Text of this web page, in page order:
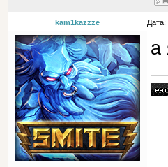
kam1kazzze
а